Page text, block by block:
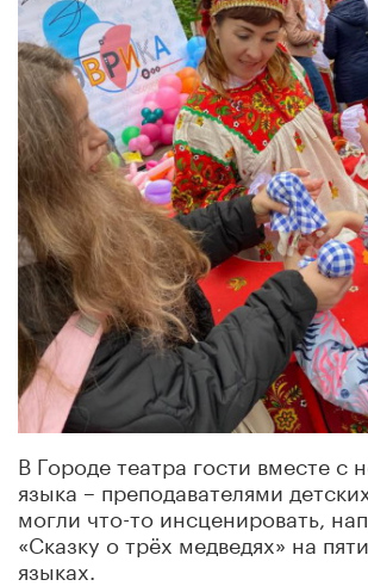
В Городе театра гости вместе с
языка – преподавателями
могли что-то инсценировать,
«Сказку о трёх медведях» на
языках.